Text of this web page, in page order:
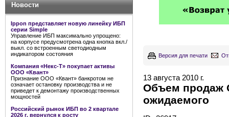
Новости
Ippon представляет новую линейку ИБП
серии Simple
Управление ИБП максимально упрощено:
на корпусе предусмотрена одна кнопка вкл./
выкл. со встроенным светодиодным
индикатором состояния
Компания «Некс-Т» покупает активы
ООО «Квант»
Признание ООО «Квант» банкротом не
означает остановку производства и не
приведет к демонтажу производственных
мощностей
Российский рынок ИБП во 2 квартале
2026 г. вернулся к росту
Версия для печати
13 августа 2010 г.
Объем продаж
ожидаемого